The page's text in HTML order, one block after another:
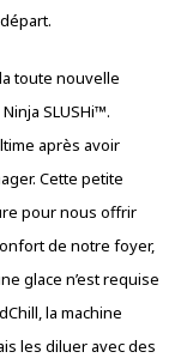
toute nouvelle
SLUSHi™.
après avoir
Cette petite
pour nous offrir
de notre foyer,
glace n’est requise
la machine
les diluer avec des